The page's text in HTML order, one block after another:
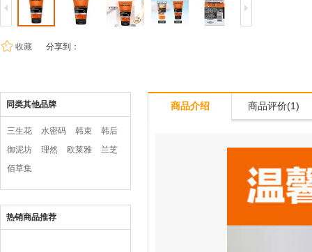
收藏 分享到：
同类其他品牌
三生花 水密码 韩束
韩后
御泥坊
理然 欧莱雅
兰芝
佰草集
热销商品推荐
商品介绍 商品评价(1)